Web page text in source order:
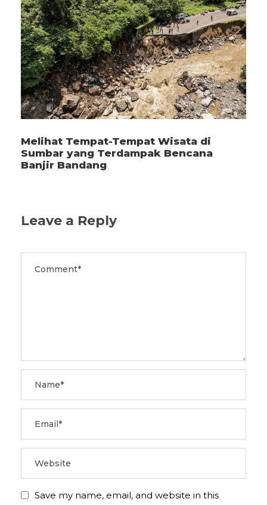
Melihat Tempat-Tempat Wisata di
Sumbar yang Terdampak Bencana
Banjir Bandang
Leave a Reply
Save my name, email, and website in this